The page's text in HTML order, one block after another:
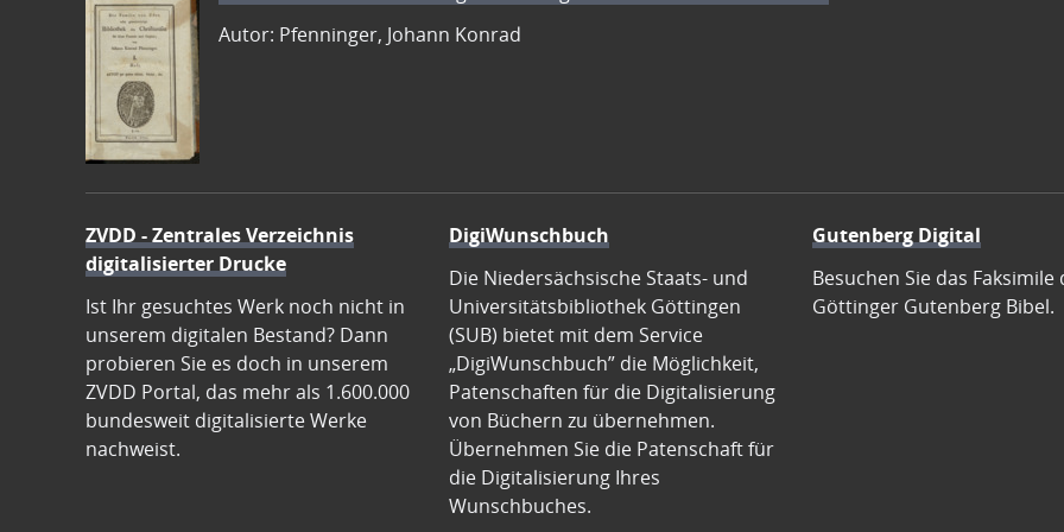
Autor: Pfenninger, Johann Konrad
ZVDD - Zentrales Verzeichnis
digitalisierter Drucke
Ist Ihr gesuchtes Werk noch nicht in
unserem digitalen Bestand? Dann
probieren Sie es doch in unserem
ZVDD Portal, das mehr als 1.600.000
bundesweit digitalisierte Werke
nachweist.
DigiWunschbuch
Die Niedersächsische Staats- und
Universitätsbibliothek Göttingen
(SUB) bietet mit dem Service
„DigiWunschbuch” die Möglichkeit,
Patenschaften für die Digitalisierung
von Büchern zu übernehmen.
Übernehmen Sie die Patenschaft für
die Digitalisierung Ihres
Wunschbuches.
Gutenberg Digital
Besuchen Sie das Faksimile
Göttinger Gutenberg Bibel.